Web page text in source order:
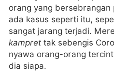
orang yang bersebrangan
ada kasus seperti itu,
sangat jarang terjadi.
kamprettak sebengis
nyawa orang-orang
dia siapa.